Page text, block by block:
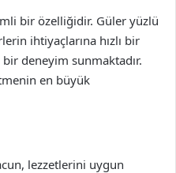
bir özelliğidir. Güler yüzlü
ihtiyaçlarına hızlı bir
deneyim sunmaktadır.
en büyük
lezzetlerini uygun